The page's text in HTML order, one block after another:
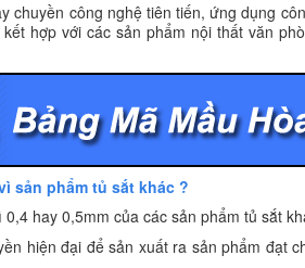
chuyền công nghệ tiên tiến, ứng dụng
hợp với các sản phẩm nội thất văn
sản phẩm tủ sắt khác ?
0,4 hay 0,5mm của các sản phẩm tủ sắt
hiện đại để sản xuất ra sản phẩm đạt